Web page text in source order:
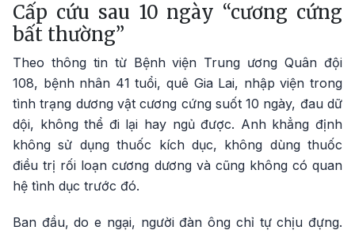
Cấp cứu sau 10 ngày “cương cứng
bất thường”
Theo thông tin từ Bệnh viện Trung ương Quân đội
108, bệnh nhân 41 tuổi, quê Gia Lai, nhập viện trong
tình trạng dương vật cương cứng suốt 10 ngày, đau dữ
dội, không thể đi lại hay ngủ được. Anh khẳng định
không sử dụng thuốc kích dục, không dùng thuốc
điều trị rối loạn cương dương và cũng không có quan
hệ tình dục trước đó.
Ban đầu, do e ngại, người đàn ông chỉ tự chịu đựng.